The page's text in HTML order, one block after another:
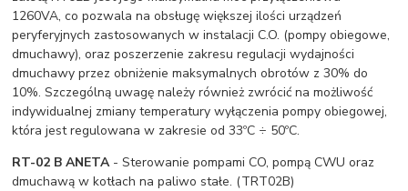
1260VA, co pozwala na obsługę większej ilości urządzeń
peryferyjnych zastosowanych w instalacji C.O. (pompy obiegowe,
dmuchawy), oraz poszerzenie zakresu regulacji wydajności
dmuchawy przez obniżenie maksymalnych obrotów z 30% do
10%. Szczególną uwagę należy również zwrócić na możliwość
indywidualnej zmiany temperatury wyłączenia pompy obiegowej,
która jest regulowana w zakresie od 33ºC ÷ 50ºC.
RT-02 B ANETA- Sterowanie pompami CO, pompą CWU oraz
dmuchawą w kotłach na paliwo stałe. (TRT02B)